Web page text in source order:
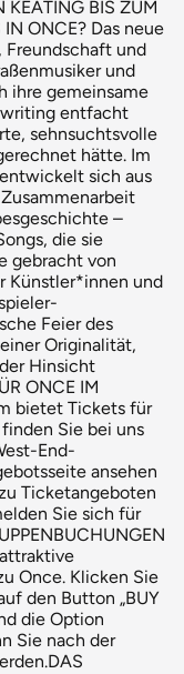
KEATING BIS ZUM
ONCE? Das neue
Freundschaft und
und
ihre gemeinsame
entfacht
sehnsuchtsvolle
hätte. Im
sich aus
–
die sie
gebracht von
Künstler*innen und
Feier des
Originalität,
Hinsicht
ONCE IM
bietet Tickets für
Sie bei uns
End-
ansehen
Ticketangeboten
Sie sich für
Once. Klicken Sie
den Button „BUY
die Option
Sie nach der